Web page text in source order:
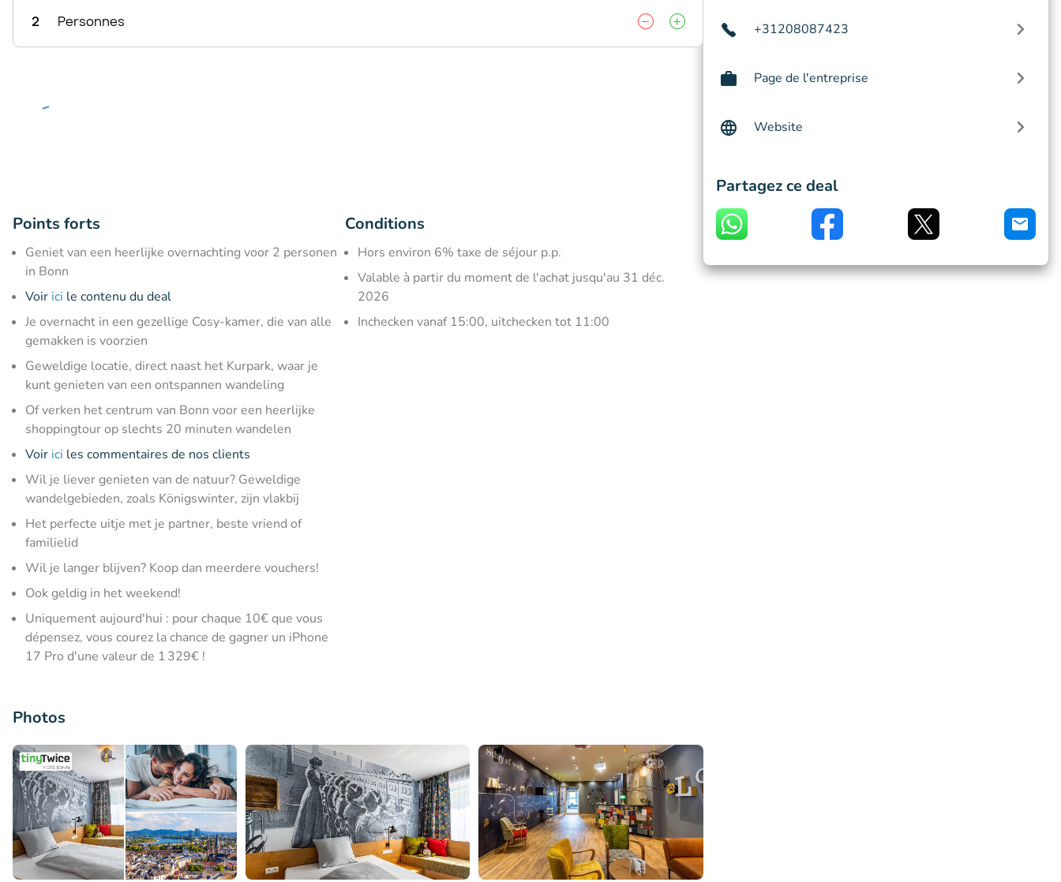
2 Personnes
Points forts
Geniet van een heerlijke overnachting voor 2 personen
in Bonn
Voir ici le contenu du deal
Je overnacht in een gezellige Cosy-kamer, die van alle
gemakken is voorzien
Geweldige locatie, direct naast het Kurpark, waar je
kunt genieten van een ontspannen wandeling
Of verken het centrum van Bonn voor een heerlijke
shoppingtour op slechts 20 minuten wandelen
Voir ici les commentaires de nos clients
Wil je liever genieten van de natuur? Geweldige
wandelgebieden, zoals Königswinter, zijn vlakbij
Het perfecte uitje met je partner, beste vriend of
familielid
Wil je langer blijven? Koop dan meerdere vouchers!
Ook geldig in het weekend!
Uniquement aujourd'hui : pour chaque 10€ que vous
dépensez, vous courez la chance de gagner un iPhone
17 Pro d'une valeur de 1 329€ !
Conditions
Hors environ 6% taxe de séjour p.p.
Valable à partir du moment de l'achat jusqu'au 31 déc.
2026
Inchecken vanaf 15:00, uitchecken tot 11:00
Photos
+31208087423
Page de l'entreprise
Website
Partagez ce deal